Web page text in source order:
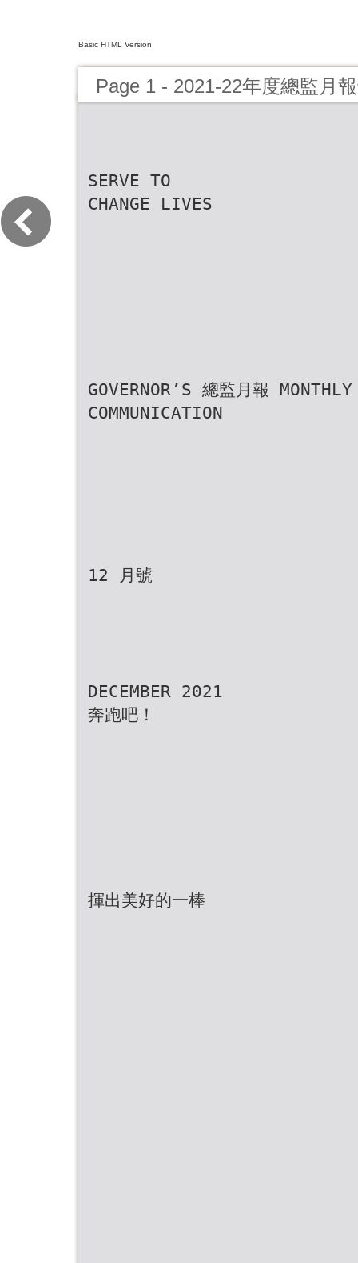
Basic HTML Version
Page 1 - 2021-22年度總監月
SERVE TO
CHANGE LIVES
GOVERNOR’S 總監月報 MONTHLY
COMMUNICATION
12 月號
DECEMBER 2021
奔跑吧！
揮出美好的一棒